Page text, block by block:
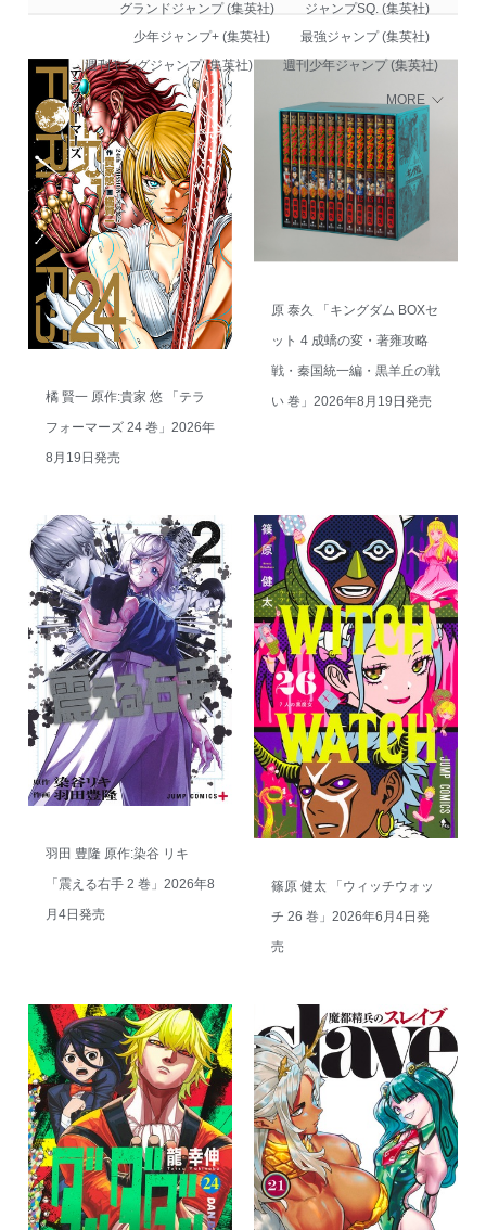
グランドジャンプ (集英社)
ジャンプSQ. (集英社)
少年ジャンプ+ (集英社)
最強ジャンプ (集英社)
週刊ヤングジャンプ (集英社)
週刊少年ジャンプ (集英社)
MORE
橘 賢一 原作:貴家 悠 「テラ
フォーマーズ 24 巻」2026年
8月19日発売
原 泰久 「キングダム BOXセ
ット 4 成蟜の変・著雍攻略
戦・秦国統一編・黒羊丘の戦
い 巻」2026年8月19日発売
羽田 豊隆 原作:染谷 リキ
「震える右手 2 巻」2026年8
月4日発売
篠原 健太 「ウィッチウォッ
チ 26 巻」2026年6月4日発
売